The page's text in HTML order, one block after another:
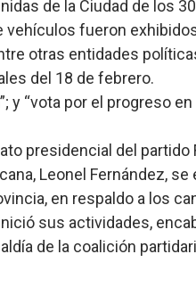
de la Ciudad de los
vehículos fueron
otras entidades
del 18 de febrero.
y “vota por el progreso en
presidencial del partido
Leonel Fernández, se
en respaldo a los
sus actividades,
de la coalición